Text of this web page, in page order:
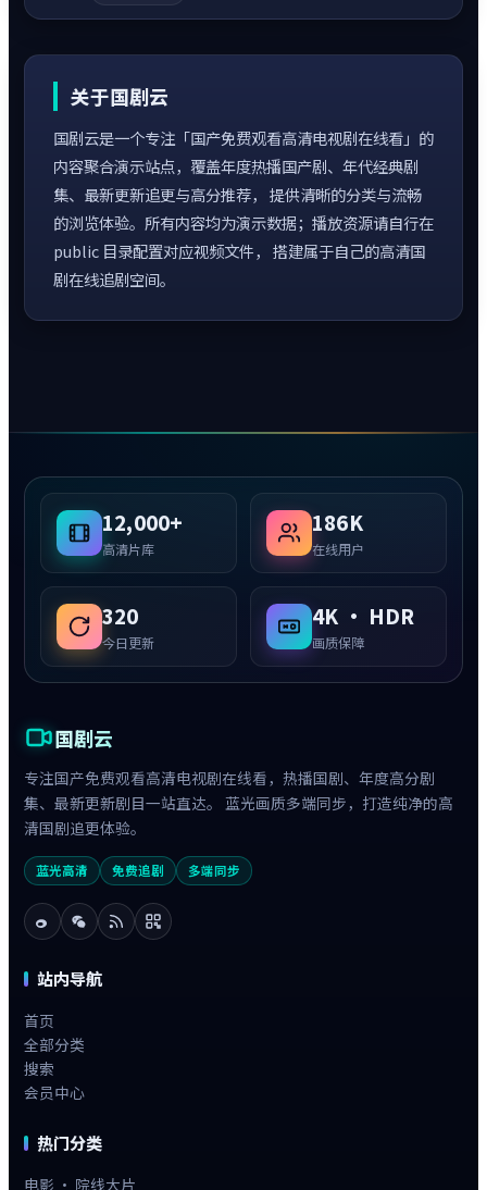
关于国剧云
国剧云是一个专注「国产免费观看高清电视剧在线看」的
内容聚合演示站点，覆盖年度热播国产剧、年代经典剧
集、最新更新追更与高分推荐， 提供清晰的分类与流畅
的浏览体验。所有内容均为演示数据；播放资源请自行在
public 目录配置对应视频文件， 搭建属于自己的高清国
剧在线追剧空间。
12,000+
高清片库
186K
在线用户
320
今日更新
4K · HDR
画质保障
国剧云
专注国产免费观看高清电视剧在线看，热播国剧、年度高分剧
集、最新更新剧目一站直达。 蓝光画质多端同步，打造纯净的高
清国剧追更体验。
蓝光高清 免费追剧 多端同步
站内导航
首页
全部分类
搜索
会员中心
热门分类
电影 · 院线大片